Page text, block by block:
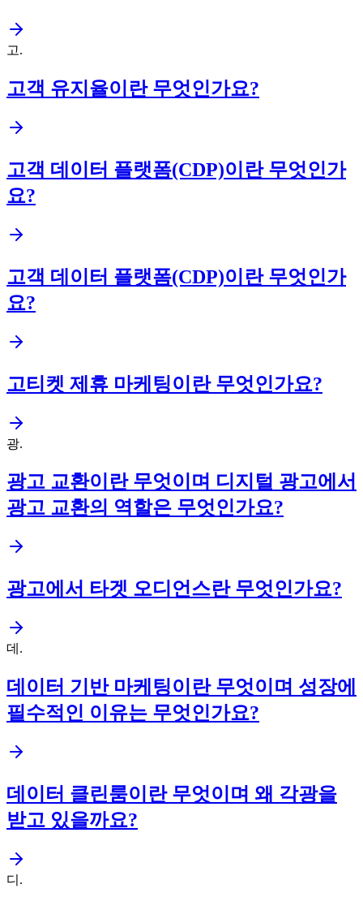
고.
고객 유지율이란 무엇인가요?
고객 데이터 플랫폼(CDP)이란 무엇인가
요?
고객 데이터 플랫폼(CDP)이란 무엇인가
요?
고티켓 제휴 마케팅이란 무엇인가요?
광.
광고 교환이란 무엇이며 디지털 광고에서
광고 교환의 역할은 무엇인가요?
광고에서 타겟 오디언스란 무엇인가요?
데 .
데이터 기반 마케팅이란 무엇이며 성장에
필수적인 이유는 무엇인가요?
데이터 클린룸이란 무엇이며 왜 각광을
받고 있을까요?
디 .